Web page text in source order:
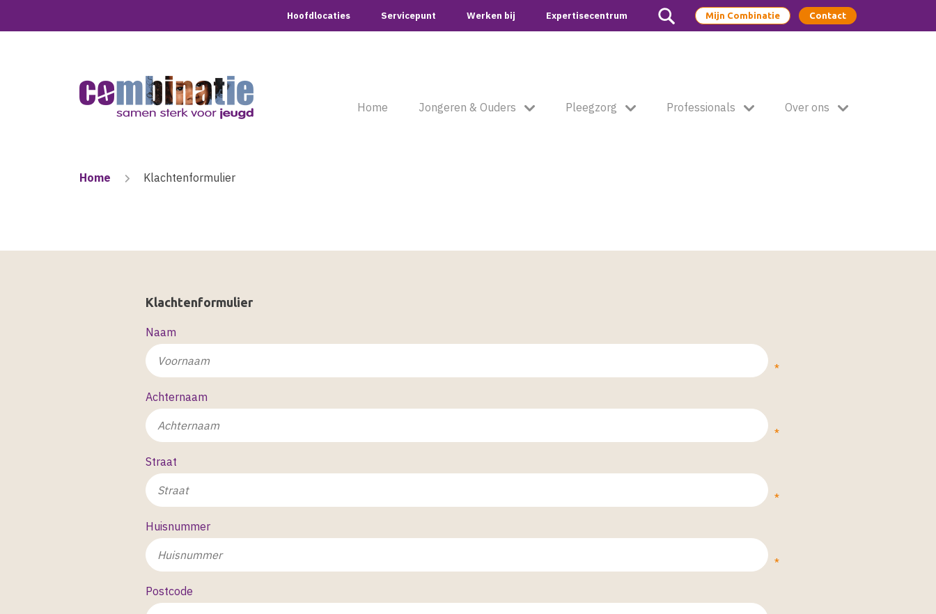
Hoofdlocaties Servicepunt Werken bij Expertisecentrum Mijn Combinatie Contact
Home Jongeren & Ouders Pleegzorg Professionals Over ons
Home Klachtenformulier
Klachtenformulier
Naam
Achternaam
Straat
Huisnummer
Postcode